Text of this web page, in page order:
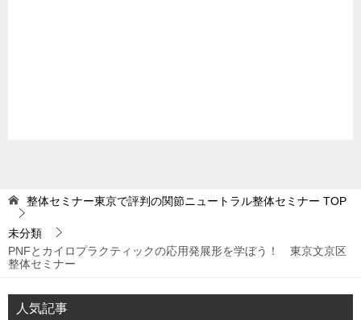
整体セミナー東京で評判の関節ニュートラル整体セミナー TOP
未分類
PNFとカイロプラクティックの応用発展形を学ぼう！ 東京文京区
整体セミナー
人気記事